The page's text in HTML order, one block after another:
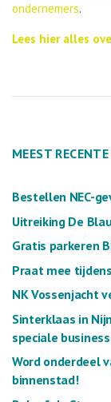
ondernemers.
Lees hier alles
MEEST
Bestellen NEC-
Uitreiking De
Gratis parkeren
Praat mee
NK Vossenjacht
Sinterklaas in
speciale
Word onderdeel
binnenstad!